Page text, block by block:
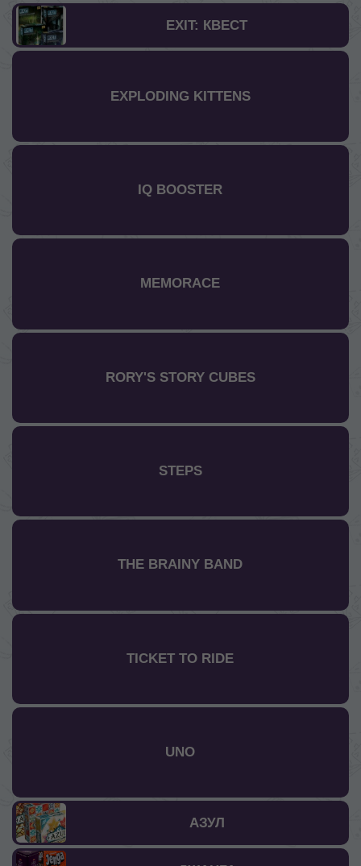
EXIT: КВЕСТ
EXPLODING KITTENS
IQ BOOSTER
MEMORACE
RORY'S STORY CUBES
STEPS
THE BRAINY BAND
TICKET TO RIDE
UNO
АЗУЛ